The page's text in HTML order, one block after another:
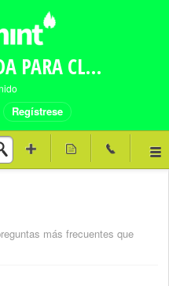
MESA DE AYUDA PARA CLIENTES PYRAMINT
Regístrese
más frecuentes que